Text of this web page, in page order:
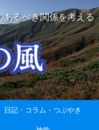
あるべき関係を考える
日記・コラム・つぶやき